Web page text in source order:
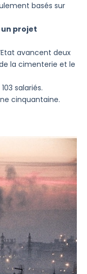
basés sur
un projet
avancent deux
la cimenterie et le
salariés.
cinquantaine.